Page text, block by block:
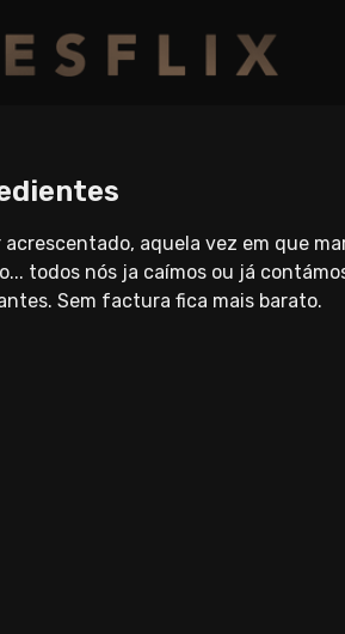
acrescentado, aquela vez em que
todos nós ja caímos ou já
Sem factura fica mais barato.